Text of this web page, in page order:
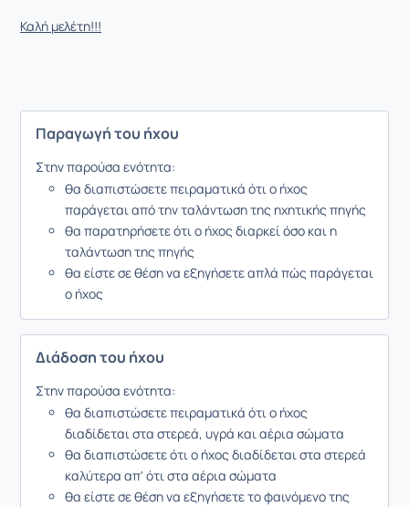
Καλή μελέτη!!!
Παραγωγή του ήχου
Στην παρούσα ενότητα:
θα διαπιστώσετε πειραματικά ότι ο ήχος
παράγεται από την ταλάντωση της ηχητικής πηγής
θα παρατηρήσετε ότι ο ήχος διαρκεί όσο και η
ταλάντωση της πηγής
θα είστε σε θέση να εξηγήσετε απλά πώς παράγεται
ο ήχος
Διάδοση του ήχου
Στην παρούσα ενότητα:
θα διαπιστώσετε πειραματικά ότι ο ήχος
διαδίδεται στα στερεά, υγρά και αέρια σώματα
θα διαπιστώσετε ότι ο ήχος διαδίδεται στα στερεά
καλύτερα απ' ότι στα αέρια σώματα
θα είστε σε θέση να εξηγήσετε το φαινόμενο της